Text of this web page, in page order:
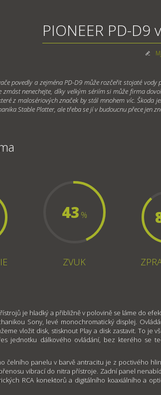
PIONEER PD-D9
MJ
povedly a zejména PD-D9 může rozčeřit stojaté vody
zmást nenechejte, díky velkým sériím si může firma
z malosériových značek by stál mnohem víc. Škoda
Stable Platter, ale třeba se jí v budoucnu přece jen
43 %
ZVUK
je hladký a přibližně v polovině se láme do
Sony, levé monochromatický displej.
vložit disk, stisknout Play a disk zastavit. To je
jednotku dálkového ovládání, bez kterého se
čelního panelu v barvě antracitu je z poctivého
vibrací do nitra přístroje. Zadní panel
RCA konektorů a digitálního koaxiálního a